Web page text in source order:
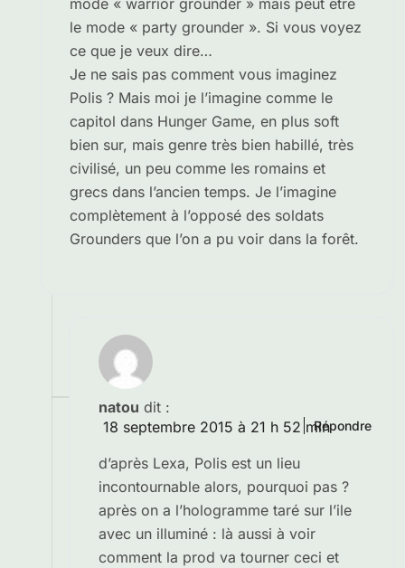
mode « warrior grounder » mais peut être
le mode « party grounder ». Si vous voyez
ce que je veux dire…
Je ne sais pas comment vous imaginez
Polis ? Mais moi je l’imagine comme le
capitol dans Hunger Game, en plus soft
bien sur, mais genre très bien habillé, très
civilisé, un peu comme les romains et
grecs dans l’ancien temps. Je l’imagine
complètement à l’opposé des soldats
Grounders que l’on a pu voir dans la forêt.
natou dit :
18 septembre 2015 à 21 h 52 min
d’après Lexa, Polis est un lieu
incontournable alors, pourquoi pas ?
après on a l’hologramme taré sur l’ile
avec un illuminé : là aussi à voir
comment la prod va tourner ceci et
Répondre